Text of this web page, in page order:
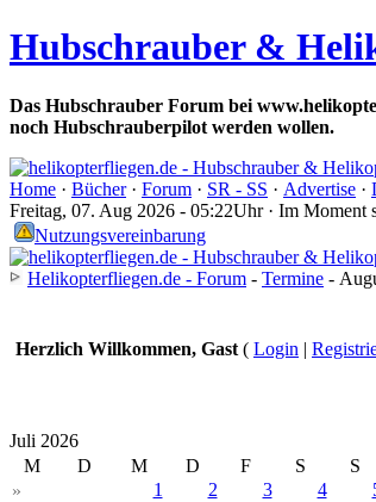
Hubschrauber &
Das Hubschrauber Forum bei
noch Hubschrauberpilot werden wollen.
Home · Bücher· Forum · SR - SS · Advertise ·
Freitag, 07. Aug 2026 - 05:22Uhr · Im Moment
Nutzungsvereinbarung
Helikopterfliegen.de - Forum - Termine -
Herzlich Willkommen, Gast ( Login |
Juli 2026
M
D M D F S
S
»
1 2 3 4